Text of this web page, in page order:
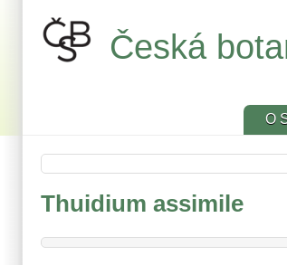
hlavnímu
Česká
O
Thuidium assimile